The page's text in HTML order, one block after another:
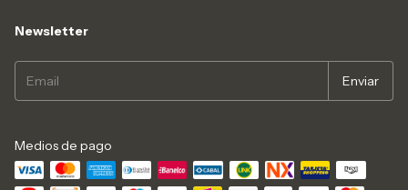
Newsletter
Medios de pago